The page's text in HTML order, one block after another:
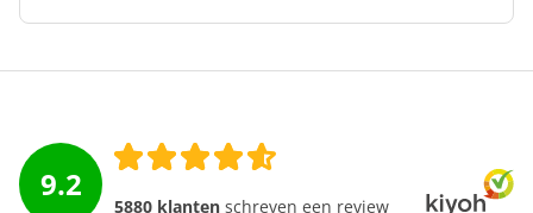
9.2
5880 klanten schreven een review